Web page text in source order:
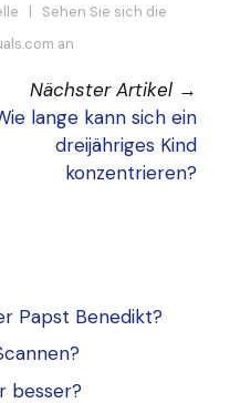
| Sehen Sie sich die
an
Nächster Artikel →
lange kann sich ein
dreijähriges Kind
konzentrieren?
Papst Benedikt?
besser?